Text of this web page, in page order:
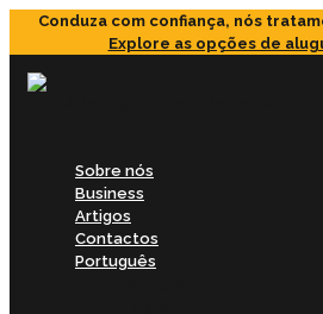
Conduza com confiança, nós
Explore as opções de
Sobre nós
Business
Artigos
Contactos
Português